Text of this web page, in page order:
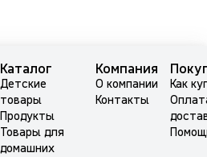
Каталог
Детские
товары
Продукты
Товары для
домашних
Компания
О компании
Контакты
Как